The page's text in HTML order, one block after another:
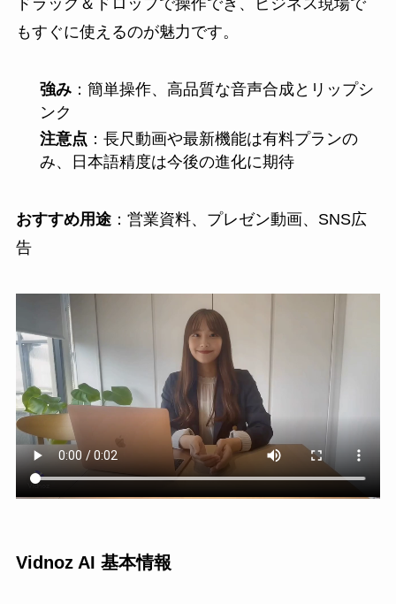
もすぐに使えるのが魅力です。
強み：簡単操作、高品質な音声合成とリップシ
ンク
注意点 ：長尺動画や最新機能は有料プランの
み、日本語精度は今後の進化に期待
おすすめ用途：営業資料、プレゼン動画、SNS広
告
Vidnoz AI 基本情報